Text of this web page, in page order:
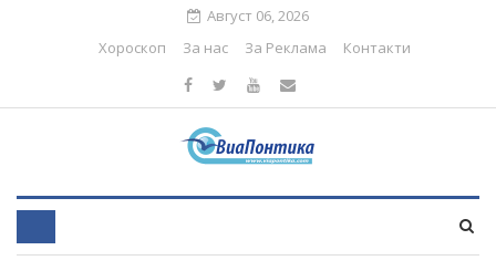
Август 06, 2026
Хороскоп
За нас За Реклама Контакти